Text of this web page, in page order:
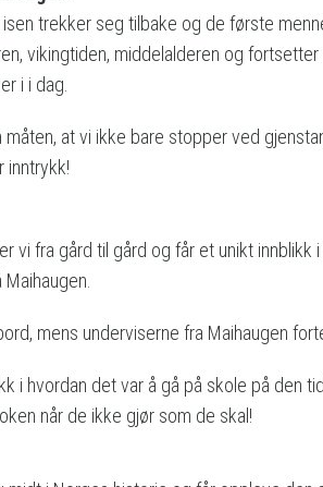
trekker seg tilbake og de første
vikingtiden, middelalderen og
i i dag.
måten, at vi ikke bare stopper ved
inntrykk!
vi fra gård til gård og får et unikt
mens underviserne fra Maihaugen
i hvordan det var å gå på skole på
når de ikke gjør som de skal!